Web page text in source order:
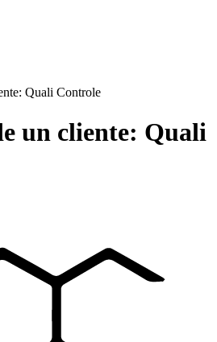
Quali Controle
un cliente: Quali